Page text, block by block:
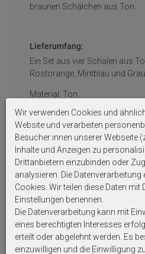
braunen Schälchen aus Ton.
Lieferumfang:
Ein Set aus vier Schalen aus
Rostorange, Mintblau und
Material: Ton.
Maße: ca. 9cm Ø und ca. 5cm
Farbe: Creme, Rostorange,
kleinen Punkten).
Allgemeine Warnhinweise:
- Für den Lebensmittelkontakt
- Spülmaschinen geeignet.
-NICHTfür die Mikrowellen
Wir verwenden Cookies und
Website und verarbeiten
Besucher:innen unserer Webseite
Inhalte und Anzeigen zu
Drittanbietern einzubinden oder
analysieren. Die
Cookies. Wir teilen diese Daten mit
Einstellungen benennen.
Die Datenverarbeitung kann mit
eines berechtigten Interesses
erteilt oder abgelehnt werden. Es
einzuwilligen und die Einwilligung